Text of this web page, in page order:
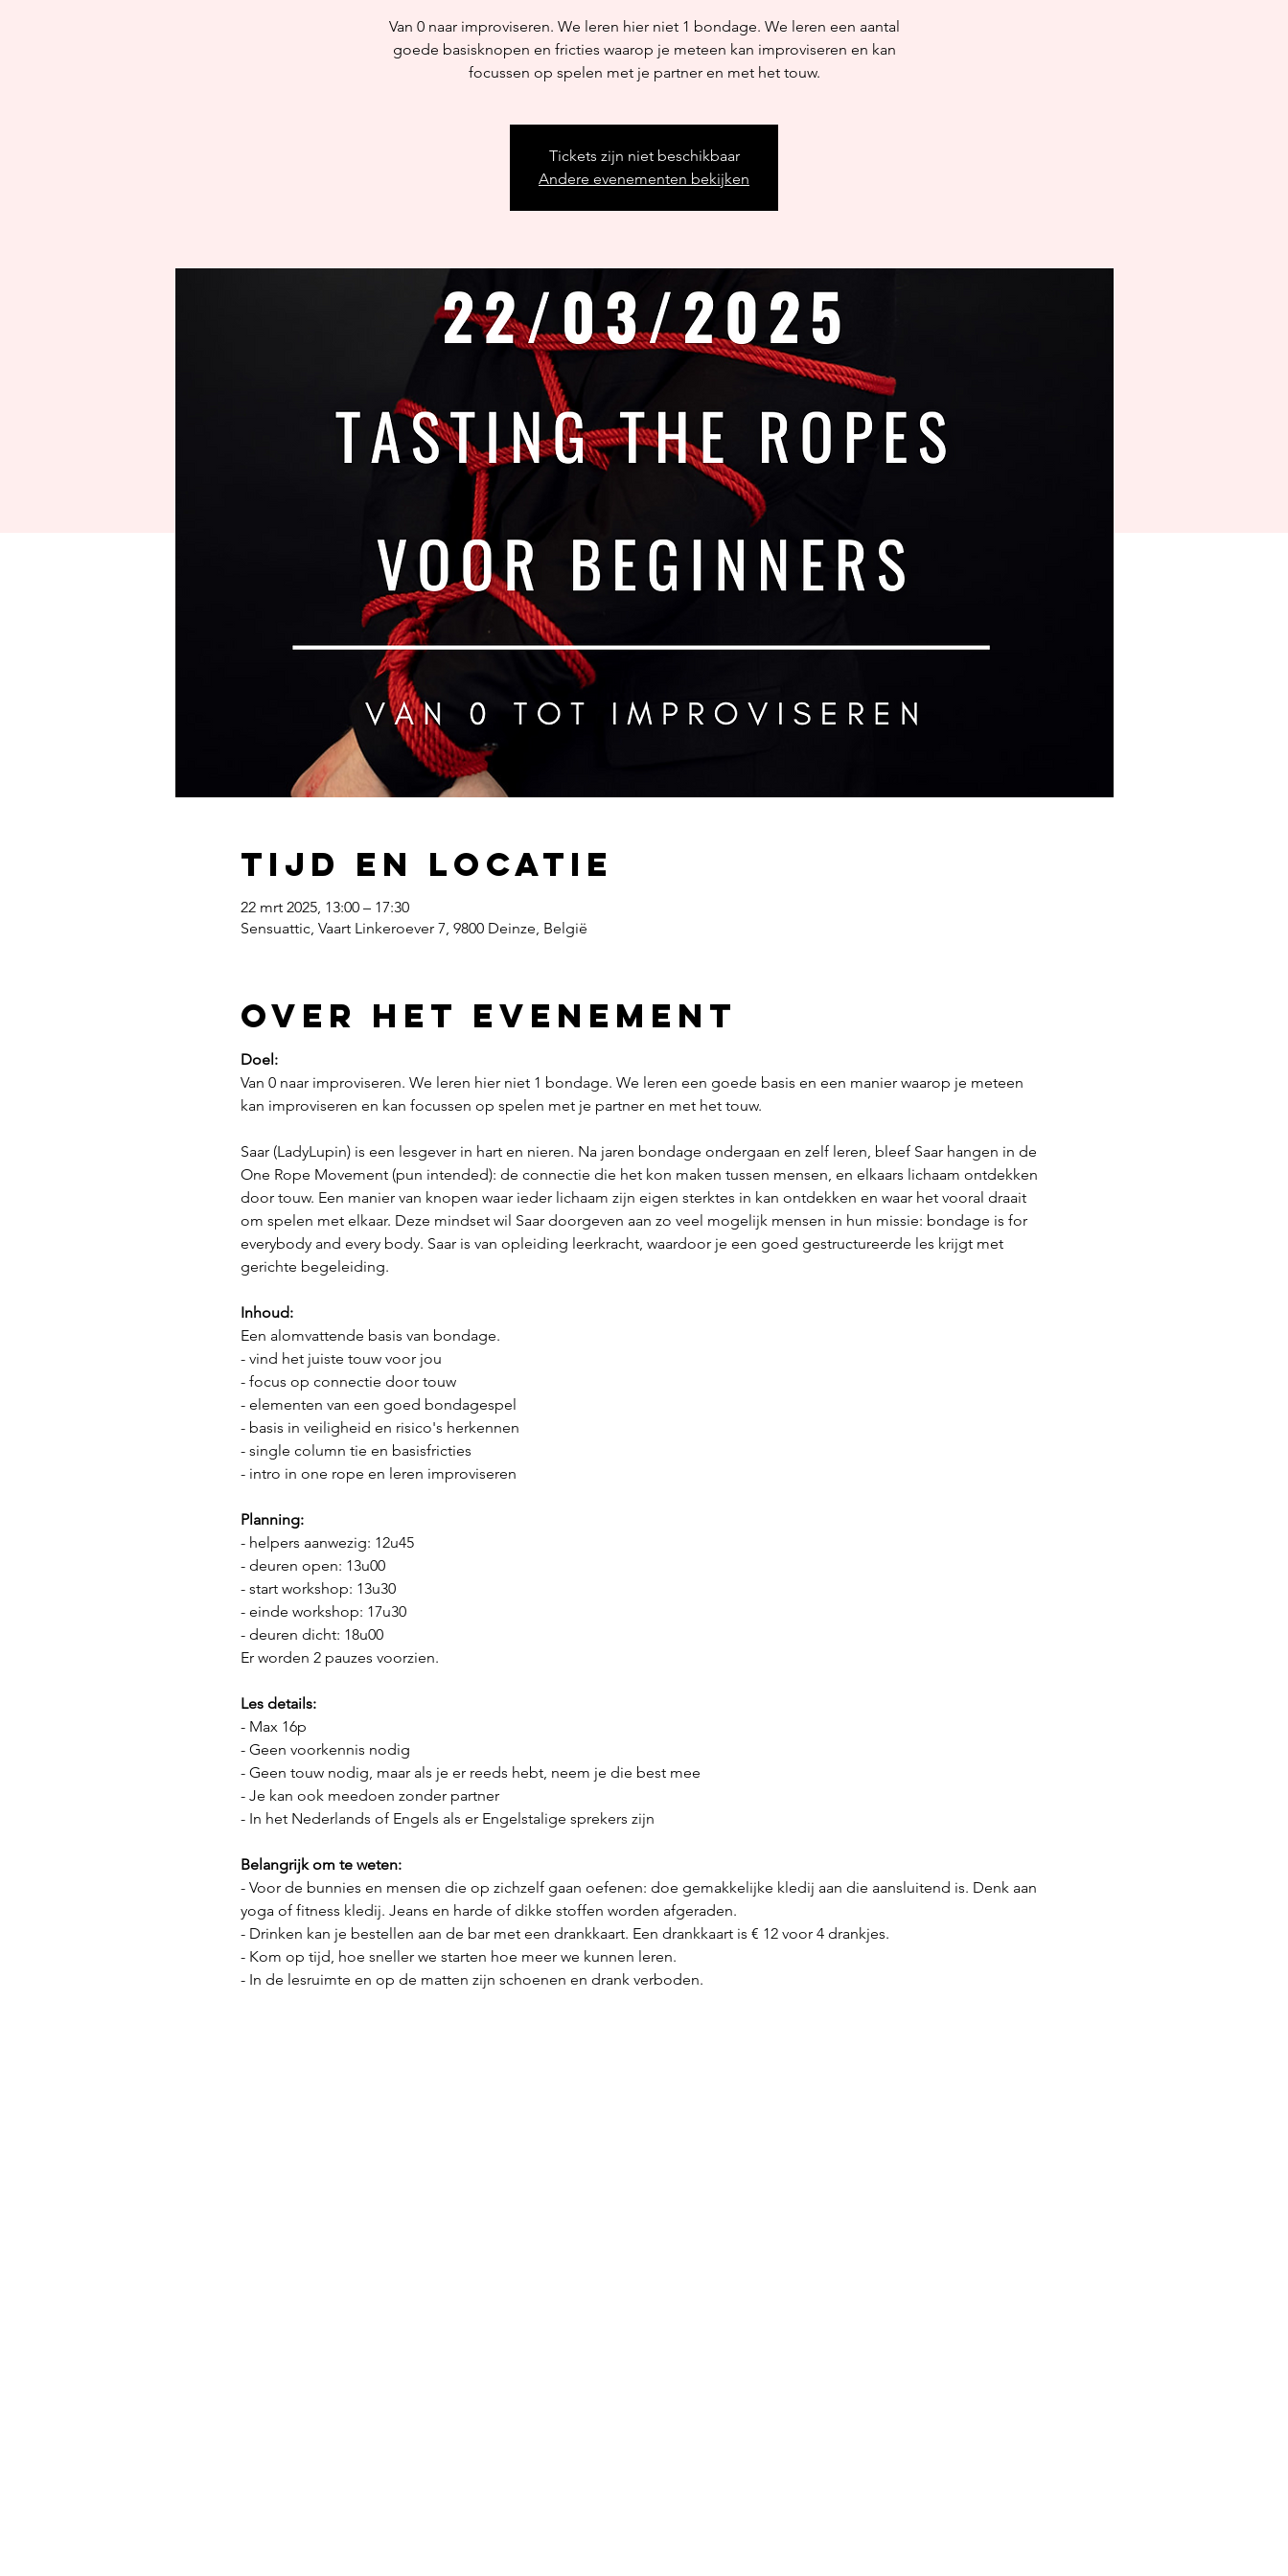
Van 0 naar improviseren. We leren hier niet 1 bondage. We leren een aantal
goede basisknopen en fricties waarop je meteen kan improviseren en kan
focussen op spelen met je partner en met het touw.
Tickets zijn niet beschikbaar
Andere evenementen bekijken
Tijd en locatie
22 mrt 2025, 13:00 – 17:30
Sensuattic, Vaart Linkeroever 7, 9800 Deinze, België
Over het evenement
Doel:
Van 0 naar improviseren. We leren hier niet 1 bondage. We leren een goede basis en een manier waarop je meteen
kan improviseren en kan focussen op spelen met je partner en met het touw.
Saar (LadyLupin) is een lesgever in hart en nieren. Na jaren bondage ondergaan en zelf leren, bleef Saar hangen in de
One Rope Movement (pun intended): de connectie die het kon maken tussen mensen, en elkaars lichaam ontdekken
door touw. Een manier van knopen waar ieder lichaam zijn eigen sterktes in kan ontdekken en waar het vooral draait
om spelen met elkaar. Deze mindset wil Saar doorgeven aan zo veel mogelijk mensen in hun missie: bondage is for
everybody and every body. Saar is van opleiding leerkracht, waardoor je een goed gestructureerde les krijgt met
gerichte begeleiding.
Inhoud:
Een alomvattende basis van bondage.
- vind het juiste touw voor jou
- focus op connectie door touw
- elementen van een goed bondagespel
- basis in veiligheid en risico's herkennen
- single column tie en basisfricties
- intro in one rope en leren improviseren
Planning:
- helpers aanwezig: 12u45
- deuren open: 13u00
- start workshop: 13u30
- einde workshop: 17u30
- deuren dicht: 18u00
Er worden 2 pauzes voorzien.
Les details:
- Max 16p
- Geen voorkennis nodig
- Geen touw nodig, maar als je er reeds hebt, neem je die best mee
- Je kan ook meedoen zonder partner
- In het Nederlands of Engels als er Engelstalige sprekers zijn
Belangrijk om te weten:
- Voor de bunnies en mensen die op zichzelf gaan oefenen: doe gemakkelijke kledij aan die aansluitend is. Denk aan
yoga of fitness kledij. Jeans en harde of dikke stoffen worden afgeraden.
- Drinken kan je bestellen aan de bar met een drankkaart. Een drankkaart is € 12 voor 4 drankjes.
- Kom op tijd, hoe sneller we starten hoe meer we kunnen leren.
- In de lesruimte en op de matten zijn schoenen en drank verboden.